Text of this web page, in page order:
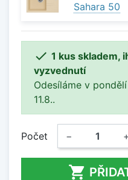
Sahara 50
 1 kus skladem,
vyzvednutí
Odesíláme v
11.8..
Počet − +
